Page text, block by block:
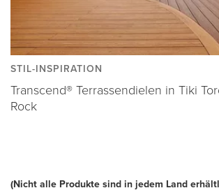
STIL-INSPIRATION
Transcend® Terrassendielen in Tiki
Rock
(Nicht alle Produkte sind in jedem Land